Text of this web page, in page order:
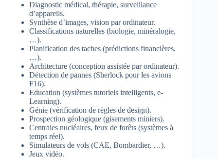
Diagnostic médical, thérapie, surveillance
d’appareils.
Synthèse d’images, vision par ordinateur.
Classifications naturelles (biologie, minéralogie,
…).
Planification des taches (prédictions financières,
…).
Architecture (conception assistée par ordinateur).
Détection de pannes (Sherlock pour les avions
F16).
Education (systèmes tutoriels intelligents, e-
Learning).
Génie (vérification de règles de design).
Prospection géologique (gisements miniers).
Centrales nucléaires, feux de forêts (systèmes à
temps réel).
Simulateurs de vols (CAE, Bombardier, …).
Jeux vidéo.